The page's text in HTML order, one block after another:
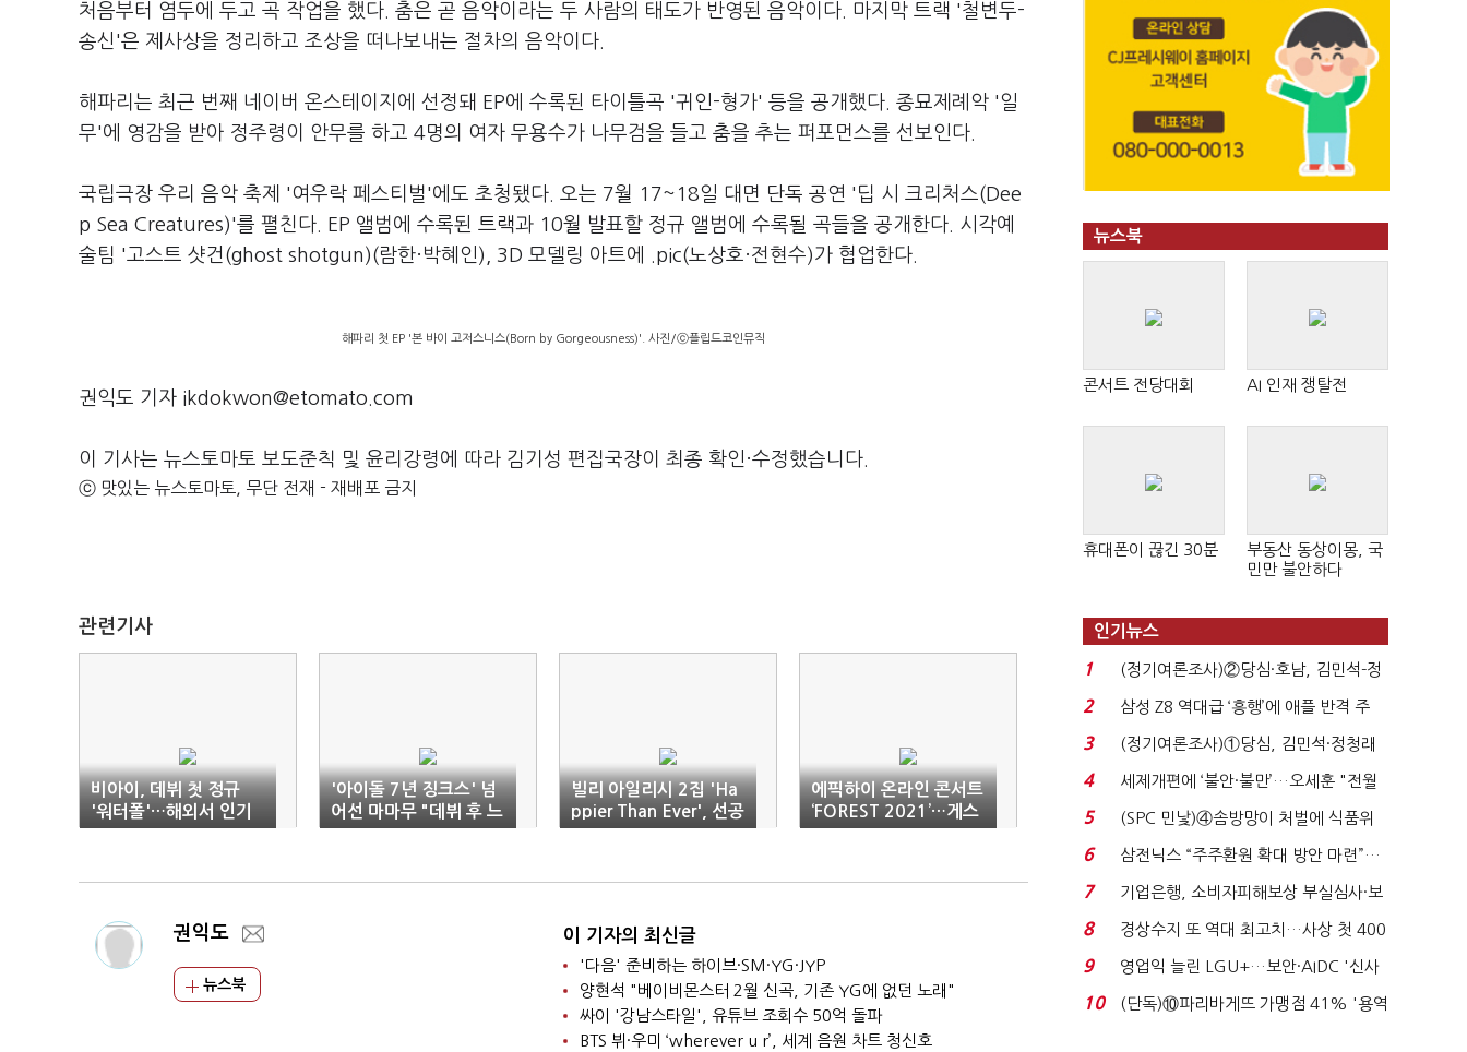
처음부터 염두에 두고 곡 작업을 했다. 춤은 곧 음악이라는 두 사람의 태도가 반영된 음악이다. 마지막 트랙 '철변두-
송신'은 제사상을 정리하고 조상을 떠나보내는 절차의 음악이다.
해파리는 최근 번째 네이버 온스테이지에 선정돼 EP에 수록된 타이틀곡 '귀인-형가' 등을 공개했다. 종묘제례악 '일
무'에 영감을 받아 정주령이 안무를 하고 4명의 여자 무용수가 나무검을 들고 춤을 추는 퍼포먼스를 선보인다.
국립극장 우리 음악 축제 '여우락 페스티벌'에도 초청됐다. 오는 7월 17~18일 대면 단독 공연 '딥 시 크리처스(Dee
p Sea Creatures)'를 펼친다. EP 앨범에 수록된 트랙과 10월 발표할 정규 앨범에 수록될 곡들을 공개한다. 시각예
술팀 '고스트 샷건(ghost shotgun)(람한·박혜인), 3D 모델링 아트에 .pic(노상호·전현수)가 협업한다.
해파리 첫 EP '본 바이 고저스니스(Born by Gorgeousness)'. 사진/ⓒ플립드코인뮤직
권익도 기자 ikdokwon@etomato.com
이 기사는 뉴스토마토 보도준칙 및 윤리강령에 따라 김기성 편집국장이 최종 확인·수정했습니다.
ⓒ 맛있는 뉴스토마토, 무단 전재 - 재배포 금지
관련기사
비아이, 데뷔 첫 정규
'워터폴'…해외서 인기
'아이돌 7년 징크스' 넘
어선 마마무 "데뷔 후 느
꼈던 감정 노래"
빌리 아일리시 2집 'Ha
ppier Than Ever', 선공
개 곡 'Lost Cause'
에픽하이 온라인 콘서트
‘FOREST 2021’…게스
트 하동균
권익도
뉴스북
이 기자의 최신글
'다음' 준비하는 하이브·SM·YG·JYP
양현석 "베이비몬스터 2월 신곡, 기존 YG에 없던 노래"
싸이 '강남스타일', 유튜브 조회수 50억 돌파
BTS 뷔·우미 ‘wherever u r’, 세계 음원 차트 청신호
뉴스북
콘서트 전당대회 AI 인재 쟁탈전
휴대폰이 끊긴 30분
부동산 동상이몽, 국
민만 불안하다
인기뉴스
1
(정기여론조사)②당심·호남, 김민석-정
청래 '초접전'...
2
삼성 Z8 역대급 ‘흥행’에 애플 반격 주
목…9월 ‘폴...
3
(정기여론조사)①당심, 김민석·정청래
'초접전'…대통령 ...
4
세제개편에 ‘불안·불만’…오세훈 "전월
세 구하기 더 ...
5
(SPC 민낯)④솜방망이 처벌에 식품위
생법 위반 반복...
6
삼전닉스 “주주환원 확대 방안 마련”…
로이터에 성명...
7
기업은행, 소비자피해보상 부실심사·보
이스피싱 공시 ...
8
경상수지 또 역대 최고치…사상 첫 400
억달러에 '3% 성...
9
영업익 늘린 LGU+…보안·AIDC '신사
업 드라이브'...
10
(단독)⑩파리바게뜨 가맹점 41% '용역